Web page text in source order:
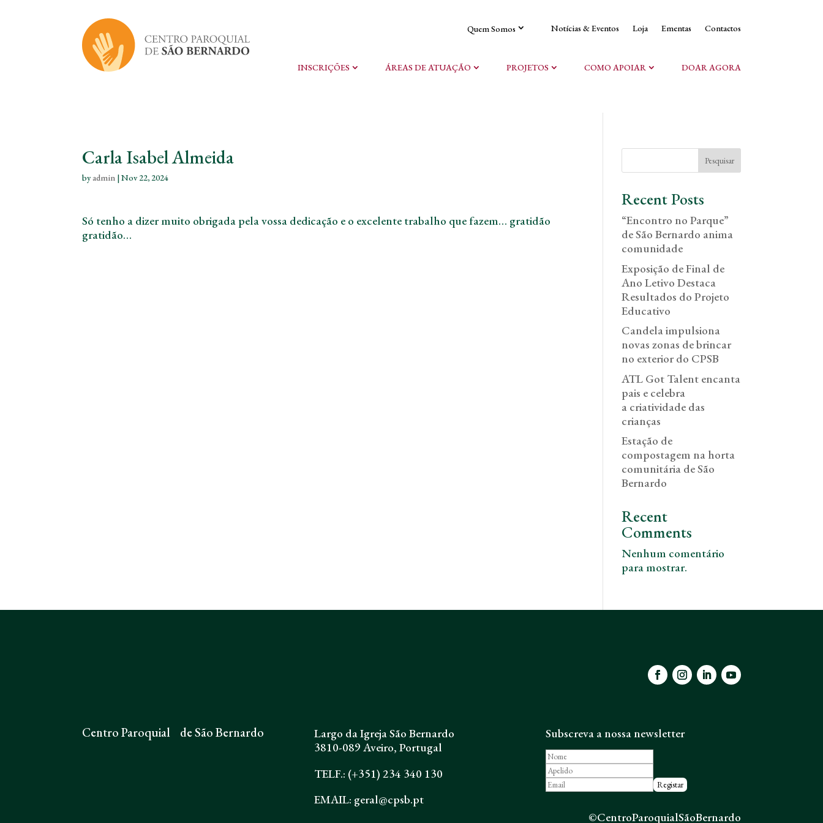
Quem Somos Notícias & Eventos Loja Ementas Contactos
INSCRIÇÕES ÁREAS DE ATUAÇÃO PROJETOS COMO APOIAR DOAR AGORA
Carla Isabel Almeida
byadmin |Nov 22, 2024
Só tenho a dizer muito obrigada pela vossa dedicação e o excelente trabalho que fazem… gratidão
gratidão…
Pesquisar
Recent Posts
“Encontro no Parque”
de São Bernardo anima
comunidade
Exposição de Final de
Ano Letivo Destaca
Resultados do Projeto
Educativo
Candela impulsiona
novas zonas de brincar
no exterior do CPSB
ATL Got Talent encanta
pais e celebra
a criatividade das
crianças
Estação de
compostagem na horta
comunitária de São
Bernardo
Recent
Comments
Nenhum comentário
para mostrar.
Centro Paroquial de São Bernardo
Largo da Igreja São Bernardo
3810-089 Aveiro, Portugal
TELF.: (+351) 234 340 130
EMAIL: geral@cpsb.pt
Subscreva a nossa newsletter
©CentroParoquialSãoBernardo